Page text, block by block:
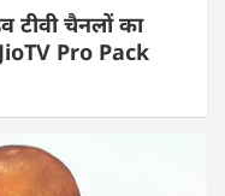
टीवी चैनलों का
Pro Pack